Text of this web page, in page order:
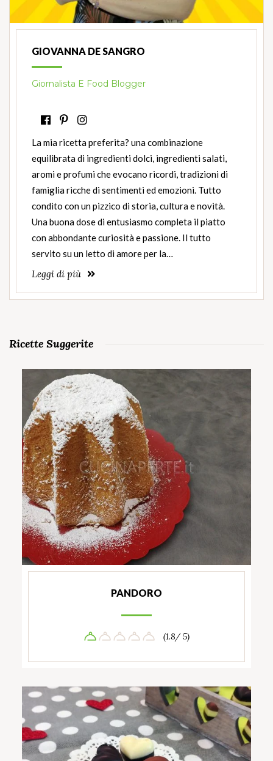
GIOVANNA DE SANGRO
Giornalista E Food Blogger
La mia ricetta preferita? una combinazione
equilibrata di ingredienti dolci, ingredienti salati,
aromi e profumi che evocano ricordi, tradizioni di
famiglia ricche di sentimenti ed emozioni. Tutto
condito con un pizzico di storia, cultura e novità.
Una buona dose di entusiasmo completa il piatto
con abbondante curiosità e passione. Il tutto
servito su un letto di amore per la…
Leggi di più
Ricette Suggerite
PANDORO
(1.8/ 5)